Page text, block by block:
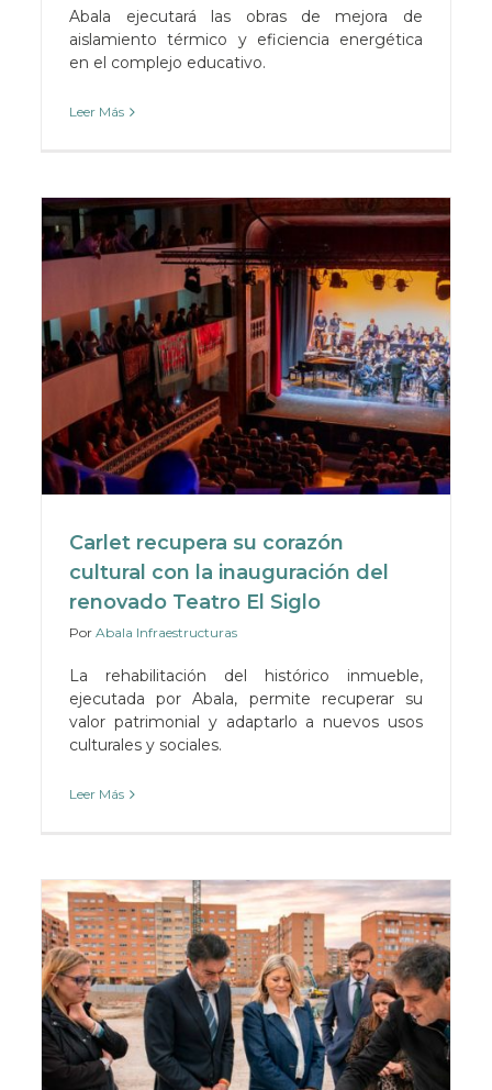
Abala ejecutará las obras de mejora de
aislamiento térmico y eficiencia energética
en el complejo educativo.
Leer Más
Carlet recupera su corazón
cultural con la inauguración del
renovado Teatro El Siglo
PorAbala Infraestructuras
La rehabilitación del histórico inmueble,
ejecutada por Abala, permite recuperar su
valor patrimonial y adaptarlo a nuevos usos
culturales y sociales.
Leer Más